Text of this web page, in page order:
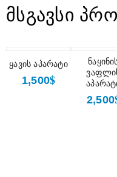
ᲛᲡᲒᲐᲕᲡᲘ
ყავის აპარატი
1,500$
2,500